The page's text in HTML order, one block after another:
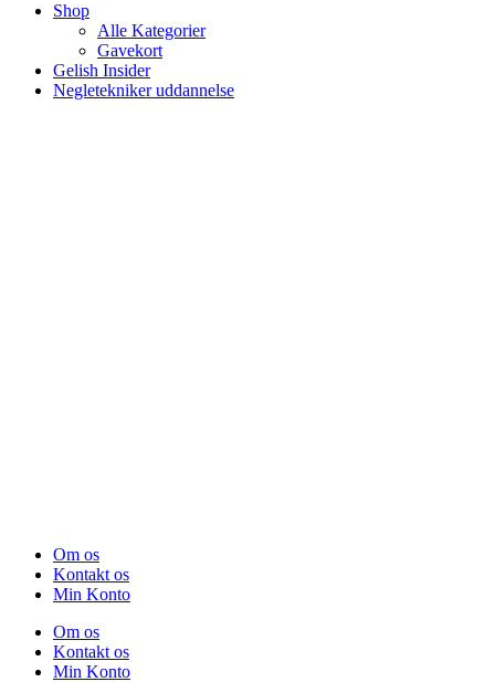
Shop
Alle Kategorier
Gavekort
Gelish Insider
Negletekniker uddannelse
Om os
Kontakt os
Min Konto
Om os
Kontakt os
Min Konto